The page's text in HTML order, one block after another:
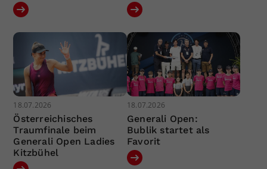
18.07.2026
Österreichisches
Traumfinale beim
Generali Open Ladies
Kitzbühel
18.07.2026
Generali Open:
Bublik startet als
Favorit